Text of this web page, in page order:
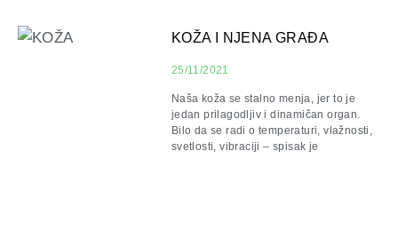
KOŽA I NJENA GRAĐA
25/11/2021
Naša koža se stalno menja, jer to je
jedan prilagodljiv i dinamičan organ.
Bilo da se radi o temperaturi, vlažnosti,
svetlosti, vibraciji – spisak je